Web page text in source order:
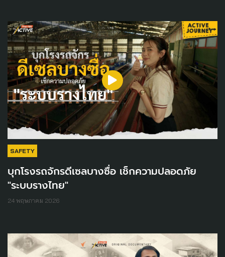
SAFETY
บุกโรงรถจักรดีเซลบางซื่อ เช็กความปลอดภัย
"ระบบรางไทย"
24 พฤษภาคม 2026